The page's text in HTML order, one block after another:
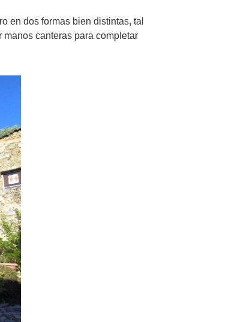
en dos formas bien distintas, tal
canteras para completar